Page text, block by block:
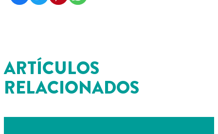
ARTÍCULOS
RELACIONADOS